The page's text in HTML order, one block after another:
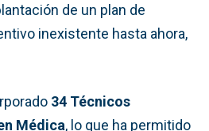
de un plan de
inexistente hasta ahora,
34 Técnicos
Médica, lo que ha permitido